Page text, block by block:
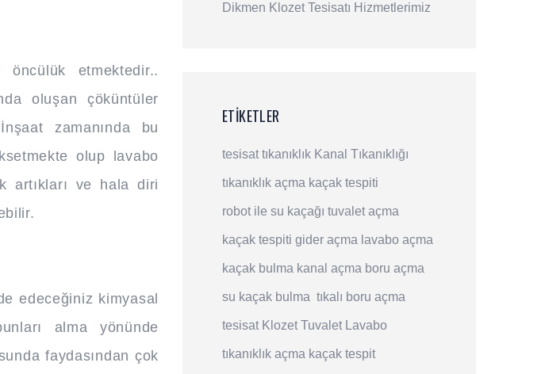
öncülük etmektedir..
oluşan çöküntüler
zamanında bu
olup lavabo
artıkları ve hala diri
edeceğiniz kimyasal
alma yönünde
faydasından çok
Dikmen Klozet Tesisatı Hizmetlerimiz
ETIKETLER
tesisat tıkanıklık Kanal Tıkanıklığı
tıkanıklık açma kaçak tespiti
robot ile su kaçağı tuvalet açma
kaçak tespiti gider açma lavabo açma
kaçak bulma kanal açma boru açma
su kaçak bulma tıkalı boru açma
tesisat Klozet Tuvalet Lavabo
tıkanıklık açma kaçak tespit